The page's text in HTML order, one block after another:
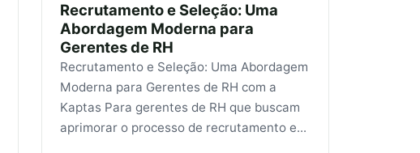
Recrutamento e Seleção: Uma
Abordagem Moderna para
Gerentes de RH
Recrutamento e Seleção: Uma Abordagem
Moderna para Gerentes de RH com a
Kaptas Para gerentes de RH que buscam
aprimorar o processo de recrutamento e...